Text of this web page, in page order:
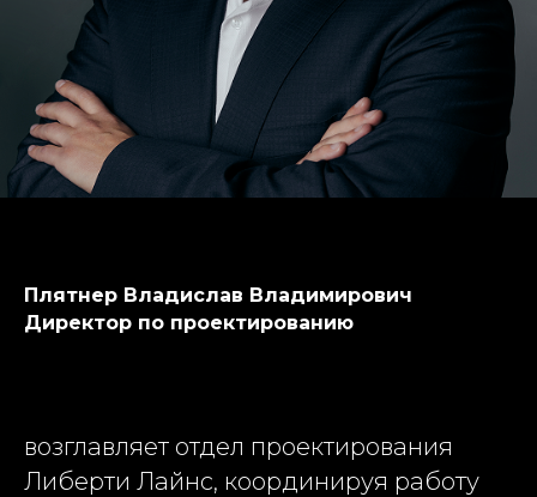
Плятнер Владислав Владимирович
Директор по проектированию
возглавляет отдел проектирования
Либерти Лайнс, координируя работу